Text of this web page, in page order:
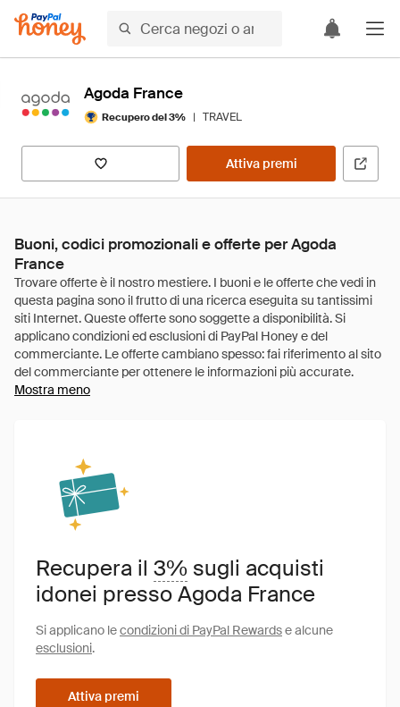
Agoda France
Recupero del 3% | TRAVEL
Attiva premi
Buoni, codici promozionali e offerte per Agoda
France
Mostra meno
Recupera il 3% sugli acquisti
idonei presso Agoda France
Si applicano lecondizioni di PayPal Rewardse alcune
esclusioni.
Attiva premi